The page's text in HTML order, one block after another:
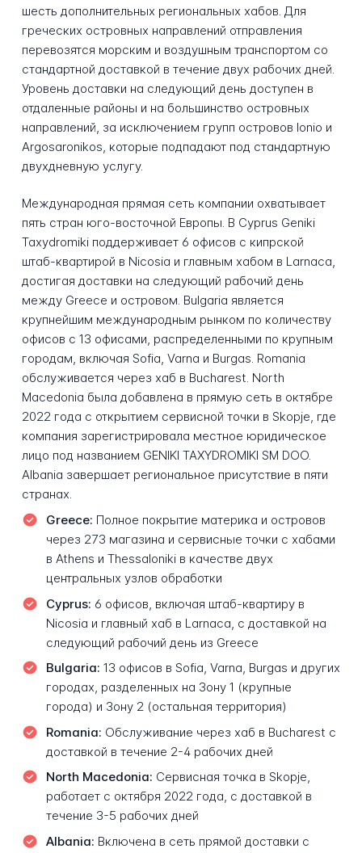
шесть дополнительных региональных хабов. Для
греческих островных направлений отправления
перевозятся морским и воздушным транспортом со
стандартной доставкой в течение двух рабочих дней.
Уровень доставки на следующий день доступен в
отдаленные районы и на большинство островных
направлений, за исключением групп островов Ionio и
Argosaronikos, которые подпадают под стандартную
двухдневную услугу.
Международная прямая сеть компании охватывает
пять стран юго-восточной Европы. В Cyprus Geniki
Taxydromiki поддерживает 6 офисов с кипрской
штаб-квартирой в Nicosia и главным хабом в Larnaca,
достигая доставки на следующий рабочий день
между Greece и островом. Bulgaria является
крупнейшим международным рынком по количеству
офисов с 13 офисами, распределенными по крупным
городам, включая Sofia, Varna и Burgas. Romania
обслуживается через хаб в Bucharest. North
Macedonia была добавлена в прямую сеть в октябре
2022 года с открытием сервисной точки в Skopje, где
компания зарегистрировала местное юридическое
лицо под названием GENIKI TAXYDROMIKI SM DOO.
Albania завершает региональное присутствие в пяти
странах.
Greece: Полное покрытие материка и островов
через 273 магазина и сервисные точки с хабами
в Athens и Thessaloniki в качестве двух
центральных узлов обработки
Cyprus: 6 офисов, включая штаб-квартиру в
Nicosia и главный хаб в Larnaca, с доставкой на
следующий рабочий день из Greece
Bulgaria: 13 офисов в Sofia, Varna, Burgas и других
городах, разделенных на Зону 1 (крупные
города) и Зону 2 (остальная территория)
Romania: Обслуживание через хаб в Bucharest с
доставкой в течение 2-4 рабочих дней
North Macedonia: Сервисная точка в Skopje,
работает с октября 2022 года, с доставкой в
течение 3-5 рабочих дней
Albania: Включена в сеть прямой доставки с